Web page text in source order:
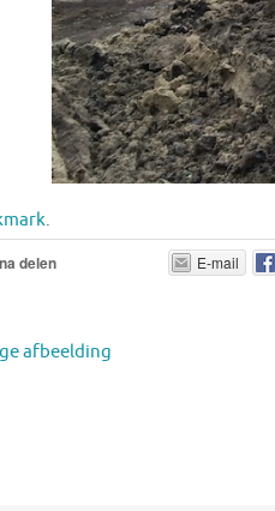
.
delen E-mail
afbeelding